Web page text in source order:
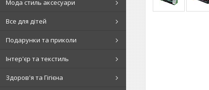
Мода стиль аксесуари
Все для дітей
Подарунки та приколи
Інтер'єр та текстиль
Здоров'я та Гігієна